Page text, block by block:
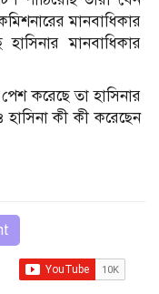
মানবাধিকার
মানবাধিকার
করেছে তা হাসিনার
কী কী করেছেন